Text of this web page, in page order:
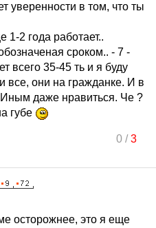
уверенности в том, что ты
1-2 года работает..
сроком.. - 7 -
всего 35-45 ть и я буду
все, они на гражданке. И в
Иным даже нравиться. Че ?
губе
0/3
осторожнее, это я еще